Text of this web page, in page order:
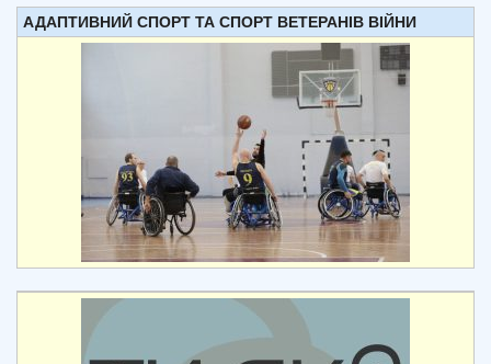
АДАПТИВНИЙ СПОРТ ТА СПОРТ ВЕТЕРАНІВ ВІЙНИ